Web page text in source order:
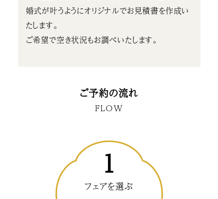
婚式が叶うようにオリジナルでお見積書を作成い
たします。
ご希望で空き状況もお調べいたします。
ご予約の流れ
FLOW
1
フェアを選ぶ